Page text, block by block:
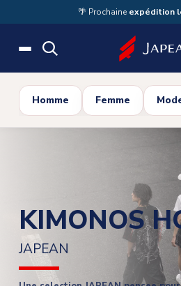
Skip to main content🌴 Prochaine expédition
Homme Femme
KIMONOS
JAPEAN